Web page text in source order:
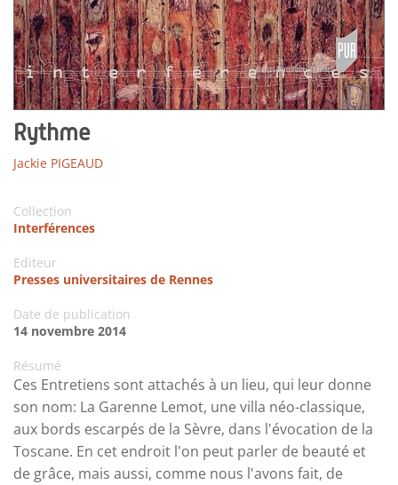
Rythme
Jackie PIGEAUD
Collection
Interférences
Editeur
Presses universitaires de Rennes
Date de publication
14 novembre 2014
Résumé
Ces Entretiens sont attachés à un lieu, qui leur donne
son nom: La Garenne Lemot, une villa néo-classique,
aux bords escarpés de la Sèvre, dans l'évocation de la
Toscane. En cet endroit l'on peut parler de beauté et
de grâce, mais aussi, comme nous l'avons fait, de